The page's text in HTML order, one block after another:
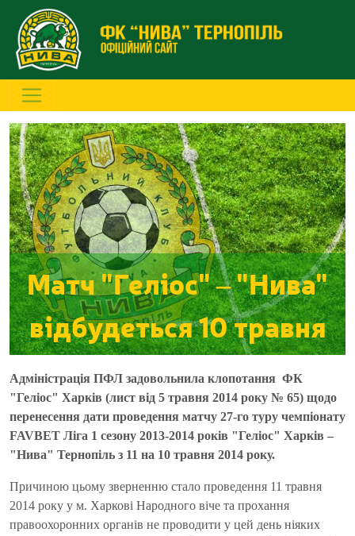
Матч "Геліос" – "Нива"
відбудеться 10 травня
Адміністрація ПФЛ задовольнила клопотання ФК
"Геліос" Харків (лист від 5 травня 2014 року № 65) щодо
перенесення дати проведення матчу 27-го туру чемпіонату
FAVBET Ліга 1 сезону 2013-2014 років "Геліос" Харків –
"Нива" Тернопіль з 11 на 10 травня 2014 року.
Причиною цьому зверненню стало проведення 11 травня
2014 року у м. Харкові Народного віче та прохання
правоохоронних органів не проводити у цей день ніяких